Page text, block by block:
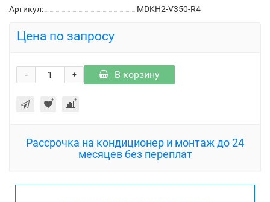
Артикул:
MDKH2-V350-R4
Цена по запросу
+
- В корзину
Рассрочка на кондиционер и монтаж до 24
месяцев без переплат